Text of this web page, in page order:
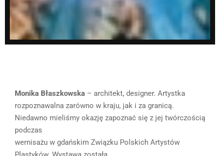
Monika Błaszkowska – architekt, designer. Artystka
rozpoznawalna zarówno w kraju, jak i za granicą.
Niedawno mieliśmy okazję zapoznać się z jej twórczością
podczas
wernisażu w gdańskim Związku Polskich Artystów